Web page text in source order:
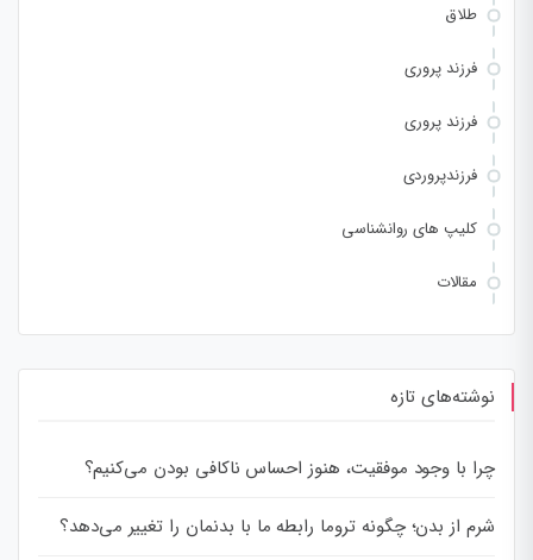
طلاق
فرزند پروری
فرزند پروری
فرزندپروردی
کلیپ های روانشناسی
مقالات
نوشته‌های تازه
چرا با وجود موفقیت، هنوز احساس ناکافی بودن می‌کنیم؟
شرم از بدن؛ چگونه تروما رابطه ما با بدنمان را تغییر می‌دهد؟